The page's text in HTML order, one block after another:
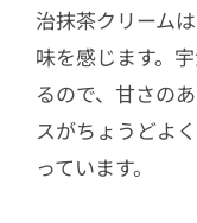
治抹茶クリーム
味を感じます。
るので、甘さの
スがちょうどよ
っています。